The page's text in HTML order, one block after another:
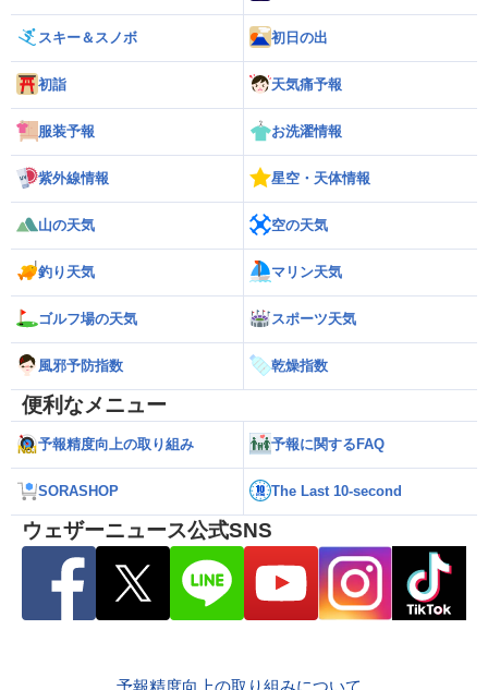
スキー＆スノボ 初日の出
初詣 天気痛予報
服装予報 お洗濯情報
紫外線情報 星空・天体情報
山の天気 空の天気
釣り天気 マリン天気
ゴルフ場の天気 スポーツ天気
風邪予防指数 乾燥指数
便利なメニュー
予報精度向上の取り組み 予報に関するFAQ
SORASHOP The Last 10-second
ウェザーニュース公式SNS
予報精度向上の取り組みについて